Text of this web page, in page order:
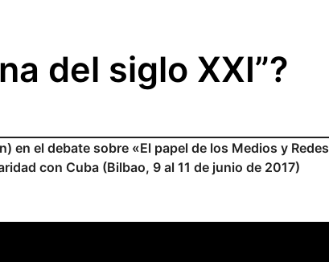
del siglo XXI”?
en el debate sobre «El papel de los Medios y Redes
con Cuba (Bilbao, 9 al 11 de junio de 2017)